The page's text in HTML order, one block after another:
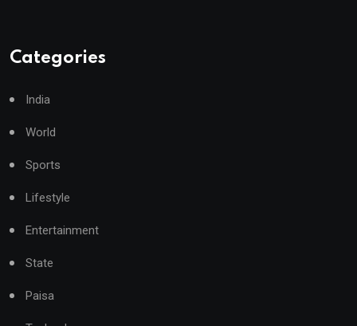
Categories
India
World
Sports
Lifestyle
Entertainment
State
Paisa